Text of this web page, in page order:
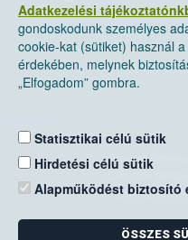
Adatkezelési
gondoskodunk személyes
cookie-kat (sütiket) használ
érdekében, melynek
„Elfogadom” gombra.
Statisztikai célú sütik
Hirdetési célú sütik
Alapműködést
ÖSSZES
Nemzeti
Levelezési